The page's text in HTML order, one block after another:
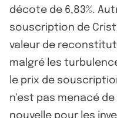
décote de 6,83%.
souscription de
valeur de
malgré les
le prix de
n'est pas menacé
nouvelle pour les